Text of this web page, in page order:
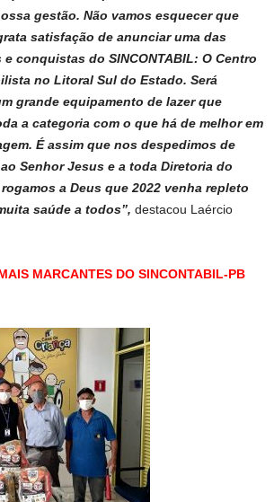
gestão. Não vamos esquecer que
satisfação de anunciar uma das
conquistas do SINCONTABIL: O Centro
no Litoral Sul do Estado. Será
grande equipamento de lazer que
a categoria com o que há de melhor em
É assim que nos despedimos de
Senhor Jesus e a toda Diretoria do
rogamos a Deus que 2022 venha repleto
saúde a todos”, destacou Laércio
MARCANTES DO SINCONTABIL-PB